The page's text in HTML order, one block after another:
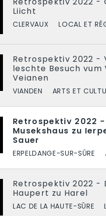
Liicht
CLERVAUX LOCAL ET
Retrospektiv 2022 -
leschte Besuch vum
Veianen
VIANDEN ARTS ET
Retrospektiv 2022
Musekshaus zu
Sauer
ERPELDANGE-SUR-SÛRE
Retrospektiv 2022 -
Haupert zu Harel
LAC DE LA HAUTE-SÛRE